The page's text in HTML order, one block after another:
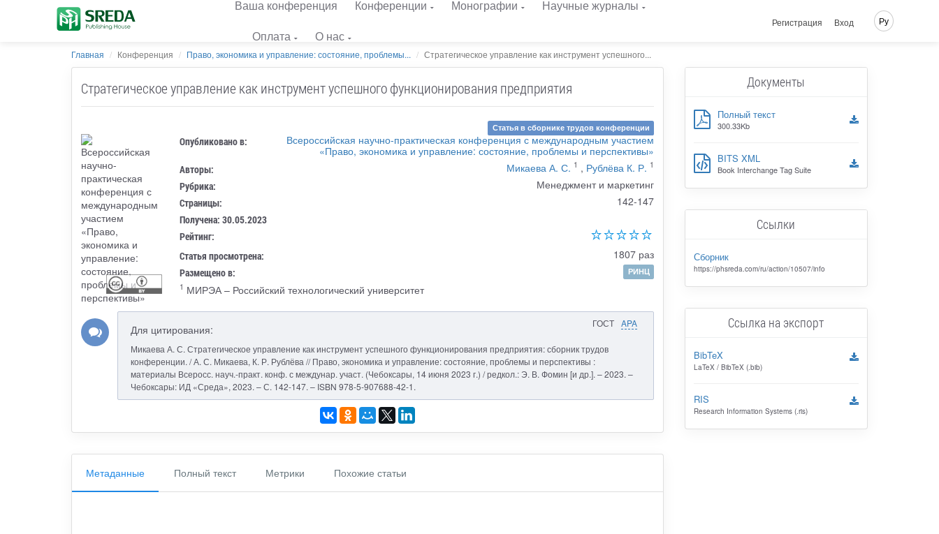
Ваша конференция Конференции Монографии
Научные журналы
Оплата
О нас
Регистрация Вход Ру
Главная Конференция Право, экономика и управление: состояние, проблемы... Стратегическое управление как инструмент успешного...
Стратегическое управление как инструмент успешного функционирования предприятия
Статья в сборнике трудов конференции
Опубликовано в:
Всероссийская научно-практическая конференция с международным участием
«Право, экономика и управление: состояние, проблемы и перспективы»
Авторы: Микаева А. С. 1 , Рублёва К. Р. 1
Рубрика: Менеджмент и маркетинг
Страницы: 142-147
Получена: 30.05.2023
Рейтинг:
Статья просмотрена:
1807 раз
Размещено в:
РИНЦ
1 МИРЭА – Российский технологический университет
ГОСТ APA
Для цитирования:
Микаева А. С. Стратегическое управление как инструмент успешного функционирования предприятия: сборник трудов
конференции. / А. С. Микаева, К. Р. Рублёва // Право, экономика и управление: состояние, проблемы и перспективы :
материалы Всеросс. науч.-практ. конф. с междунар. участ. (Чебоксары, 14 июня 2023 г.) / редкол.: Э. В. Фомин [и др.]. – 2023. –
Чебоксары: ИД «Среда», 2023. – С. 142-147. – ISBN 978-5-907688-42-1.
Метаданные Полный текст Метрики Похожие статьи
Документы
Полный текст
300.33Kb
BITS XML
Book Interchange Tag Suite
Ссылки
Сборник
https://phsreda.com/ru/action/10507/info
Ссылка на экспорт
BibTeX
LaTeX / BibTeX (.bib)
RIS
Research Information Systems (.ris)